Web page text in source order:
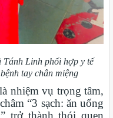
Linh phối hợp y tế
tay chân miệng
nhiệm vụ trọng tâm,
“3 sạch: ăn uống
trở thành thói quen